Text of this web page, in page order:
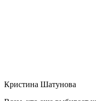
Кристина Шатунова